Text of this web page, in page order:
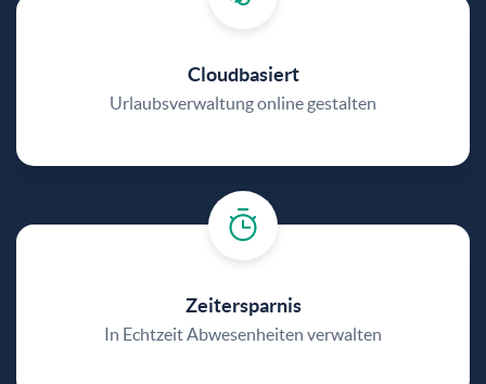
Cloudbasiert
Urlaubsverwaltung online gestalten
Zeitersparnis
In Echtzeit Abwesenheiten verwalten